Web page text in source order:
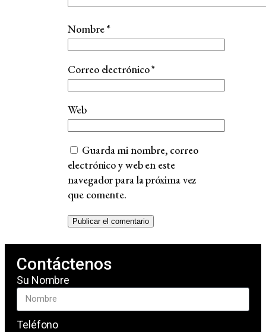
Nombre*
Correo electrónico*
Web
Guarda mi nombre, correo
electrónico y web en este
navegador para la próxima vez
que comente.
Contáctenos
Su Nombre
Teléfono